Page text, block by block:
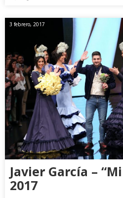
3 febrero, 2017
Javier García –
2017